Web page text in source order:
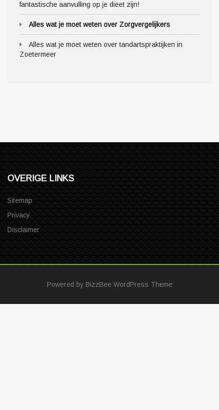
fantastische aanvulling op je dieet zijn!
Alles wat je moet weten over Zorgvergelijkers
Alles wat je moet weten over tandartspraktijken in
Zoetermeer
OVERIGE LINKS
Sitemap
Privacy
Disclaimer
Powered by BizzBee WordPress Theme